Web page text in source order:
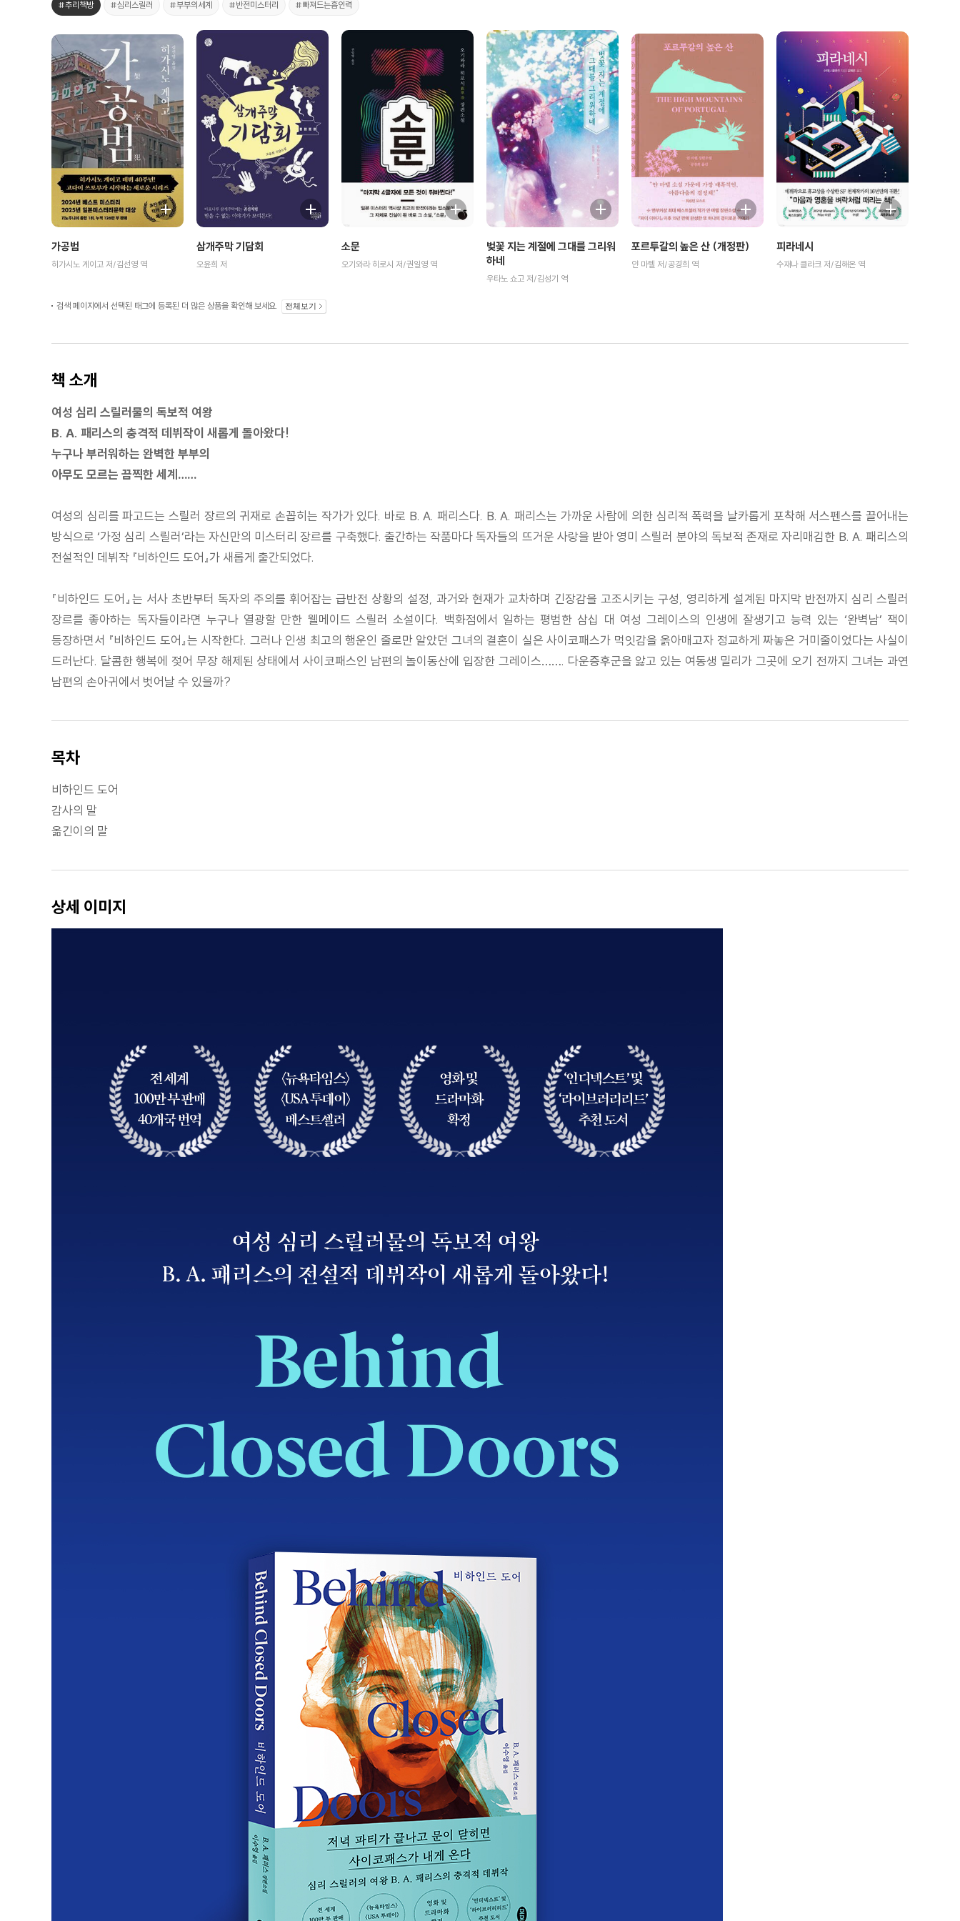
#추리책방 #심리스릴러 #부부의세계 #반전미스터리 #빠져드는흡인력
가공범
히가시노 게이고 저/김선영 역
삼개주막 기담회
오윤희 저
소문
오기와라 히로시 저/권일영 역
벚꽃 지는 계절에 그대를 그리워
하네
우타노 쇼고 저/김성기 역
포르투갈의 높은 산 (개정판)
얀 마텔 저/공경희 역
피라네시
수재나 클라크 저/김해온 역
검색 페이지에서 선택된 태그에 등록된 더 많은 상품을 확인해 보세요. 전체보기
책 소개
여성 심리 스릴러물의 독보적 여왕
B. A. 패리스의 충격적 데뷔작이 새롭게 돌아왔다!
누구나 부러워하는 완벽한 부부의
아무도 모르는 끔찍한 세계……
여성의 심리를 파고드는 스릴러 장르의 귀재로 손꼽히는 작가가 있다. 바로 B. A. 패리스다. B. A. 패리스는 가까운 사람에 의한 심리적 폭력을 날카롭게 포착해 서스펜스를 끌어내는
방식으로 ‘가정 심리 스릴러’라는 자신만의 미스터리 장르를 구축했다. 출간하는 작품마다 독자들의 뜨거운 사랑을 받아 영미 스릴러 분야의 독보적 존재로 자리매김한 B. A. 패리스의
전설적인 데뷔작 『비하인드 도어』가 새롭게 출간되었다.
『비하인드 도어』는 서사 초반부터 독자의 주의를 휘어잡는 급반전 상황의 설정, 과거와 현재가 교차하며 긴장감을 고조시키는 구성, 영리하게 설계된 마지막 반전까지 심리 스릴러
장르를 좋아하는 독자들이라면 누구나 열광할 만한 웰메이드 스릴러 소설이다. 백화점에서 일하는 평범한 삼십 대 여성 그레이스의 인생에 잘생기고 능력 있는 ‘완벽남’ 잭이
등장하면서 『비하인드 도어』는 시작한다. 그러나 인생 최고의 행운인 줄로만 알았던 그녀의 결혼이 실은 사이코패스가 먹잇감을 옭아매고자 정교하게 짜놓은 거미줄이었다는 사실이
드러난다. 달콤한 행복에 젖어 무장 해제된 상태에서 사이코패스인 남편의 놀이동산에 입장한 그레이스……. 다운증후군을 앓고 있는 여동생 밀리가 그곳에 오기 전까지 그녀는 과연
남편의 손아귀에서 벗어날 수 있을까?
목차
비하인드 도어
감사의 말
옮긴이의 말
상세 이미지